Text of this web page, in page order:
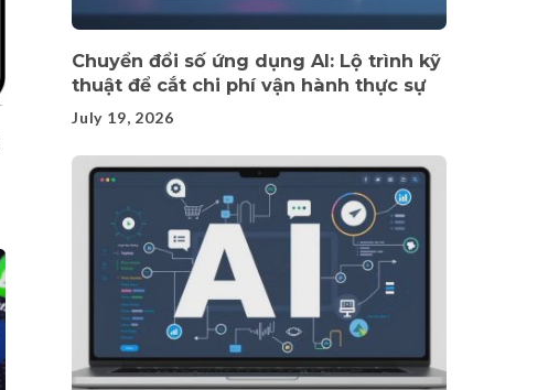
Chuyển đổi số ứng dụng AI: Lộ trình kỹ
thuật để cắt chi phí vận hành thực sự
July 19, 2026